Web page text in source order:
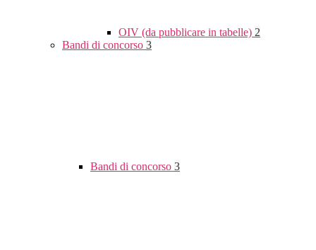
OIV (da pubblicare in tabelle) 2
Bandi di concorso 3
Bandi di concorso 3